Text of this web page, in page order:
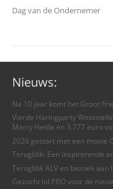
Dag van de Ondernemer
Nieuws:
Na 10 jaar komt het Groot
Vierde Haringparty
Marry Heida en 3.777 euro
2026 gestart met een mooie
Terugblik: Een inspirerende
Terugblik ALV en bezoek
Gezocht lid PBO voor de